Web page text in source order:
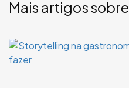
Mais artigos sobre